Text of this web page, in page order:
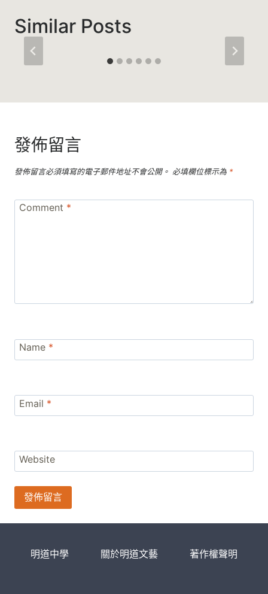
Similar Posts
發佈留言
發佈留言必須填寫的電子郵件地址不會公開。 必填欄位標示為 *
Comment *
Name *
Email *
Website
明道中學 關於明道文藝 著作權聲明